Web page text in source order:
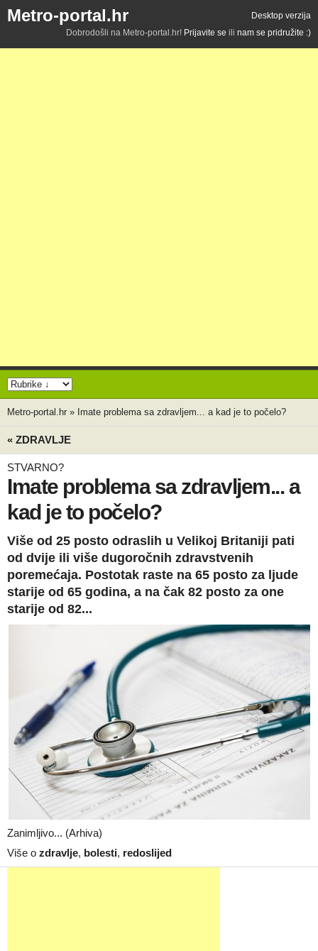
Metro-portal.hr
Desktop verzija
Dobrodošli na Metro-portal.hr! Prijavite se ili nam se pridružite :)
Metro-portal.hr » Imate problema sa zdravljem... a kad je to počelo?
« ZDRAVLJE
STVARNO?
Imate problema sa zdravljem... a
kad je to počelo?
Više od 25 posto odraslih u Velikoj Britaniji pati
od dvije ili više dugoročnih zdravstvenih
poremećaja. Postotak raste na 65 posto za ljude
starije od 65 godina, a na čak 82 posto za one
starije od 82...
Zanimljivo... (Arhiva)
Više o zdravlje, bolesti, redoslijed